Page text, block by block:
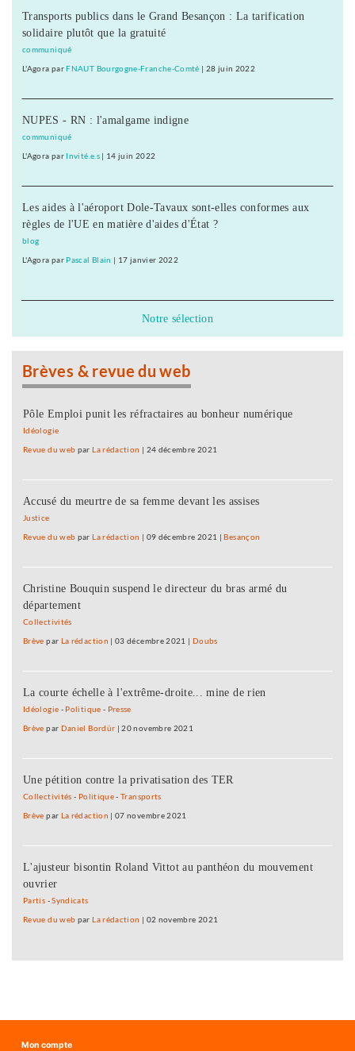
Transports publics dans le Grand Besançon : La tarification
solidaire plutôt que la gratuité
communiqué
L'Agora par FNAUT Bourgogne-Franche-Comté 28 juin 2022
NUPES - RN : l'amalgame indigne
communiqué
L'Agora par Invité.e.s| 14 juin 2022
Les aides à l'aéroport Dole-Tavaux sont-elles conformes aux
règles de l'UE en matière d'aides d'État ?
blog
L'Agora par Pascal Blain 17 janvier 2022
Notre sélection
Brèves & revue du web
Pôle Emploi punit les réfractaires au bonheur numérique
Idéologie
Revue du web par La rédaction 24 décembre 2021
Accusé du meurtre de sa femme devant les assises
Justice
Revue du web par La rédaction 09 décembre 2021 Besançon
Christine Bouquin suspend le directeur du bras armé du
département
Collectivités
Brève par La rédaction |03 décembre 2021 Doubs
La courte échelle à l'extrême-droite... mine de rien
Idéologie - Politique - Presse
Brève par Daniel Bordür |20 novembre 2021
Une pétition contre la privatisation des TER
Collectivités - Politique-Transports
Brève par La rédaction |07 novembre 2021
L'ajusteur bisontin Roland Vittot au panthéon du mouvement
ouvrier
Partis -Syndicats
Revue du web par La rédaction 02 novembre 2021
Mon compte